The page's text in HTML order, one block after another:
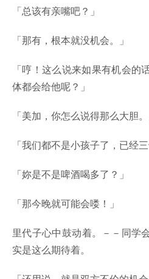
「总该有亲嘴吧？」
「那有，根本就没机会。」
「哼！这么说来如果有机会的
体都会给他呢？」
「美加，你怎么说得那么大胆。
「我们都不是小孩子了，已经三
「妳是不是啤酒喝多了？」
「那今晚就可能会喽！」
里代子心中鼓动着。－－同学
实是这么期待着。